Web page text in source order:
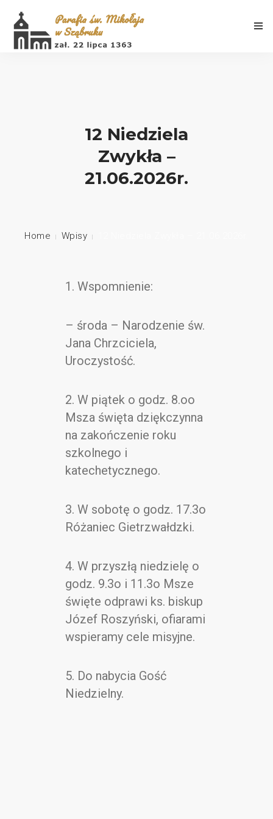
Porządek Mszy Świętych
12 Niedziela
Zwykła –
21.06.2026r.
Home Wpisy
1. Wspomnienie:
– środa – Narodzenie św.
Jana Chrzciciela,
Uroczystość.
2. W piątek o godz. 8.oo
Msza święta dziękczynna
na zakończenie roku
szkolnego i
katechetycznego.
3. W sobotę o godz. 17.3o
Różaniec Gietrzwałdzki.
4. W przyszłą niedzielę o
godz. 9.3o i 11.3o Msze
święte odprawi ks. biskup
Józef Roszyński, ofiarami
wspieramy cele misyjne.
5. Do nabycia Gość
Niedzielny.